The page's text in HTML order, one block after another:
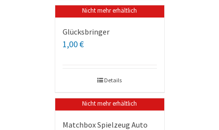
Nicht mehr erhältlich
Glücksbringer
1,00€
Details
Nicht mehr erhältlich
Matchbox Spielzeug Auto